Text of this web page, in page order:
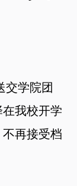
交学院团
我校开学
再接受档